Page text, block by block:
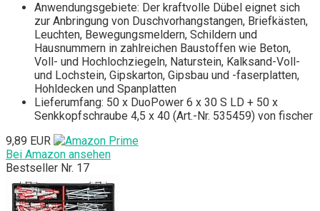
Anwendungsgebiete: Der kraftvolle Dübel eignet sich
zur Anbringung von Duschvorhangstangen, Briefkästen,
Leuchten, Bewegungsmeldern, Schildern und
Hausnummern in zahlreichen Baustoffen wie Beton,
Voll- und Hochlochziegeln, Naturstein, Kalksand-Voll-
und Lochstein, Gipskarton, Gipsbau und -faserplatten,
Hohldecken und Spanplatten
Lieferumfang: 50 x DuoPower 6 x 30 S LD + 50 x
Senkkopfschraube 4,5 x 40 (Art.-Nr. 535459) von fischer
9,89 EUR
Bei Amazon ansehen
Bestseller Nr. 17